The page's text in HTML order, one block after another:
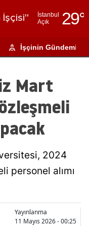
İşçisi"
İstanbul
Açık
29°
Adıyaman
Ağrı
Amasya
Antalya
Artvin
Balıkesir
İşçinin Gündemi
Mart
2024
personel alımı
Yayınlanma
11 Mayıs 2026 - 00:25